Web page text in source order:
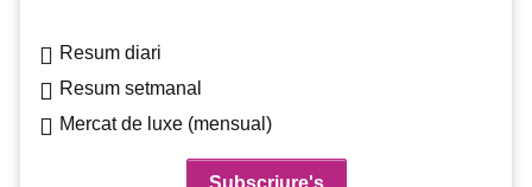
Resum diari
Resum setmanal
Mercat de luxe (mensual)